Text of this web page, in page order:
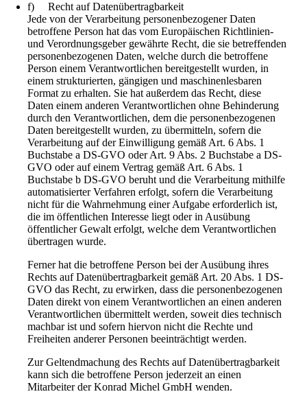
f) Recht auf Datenübertragbarkeit
Jede von der Verarbeitung personenbezogener Daten
betroffene Person hat das vom Europäischen Richtlinien-
und Verordnungsgeber gewährte Recht, die sie betreffenden
personenbezogenen Daten, welche durch die betroffene
Person einem Verantwortlichen bereitgestellt wurden, in
einem strukturierten, gängigen und maschinenlesbaren
Format zu erhalten. Sie hat außerdem das Recht, diese
Daten einem anderen Verantwortlichen ohne Behinderung
durch den Verantwortlichen, dem die personenbezogenen
Daten bereitgestellt wurden, zu übermitteln, sofern die
Verarbeitung auf der Einwilligung gemäß Art. 6 Abs. 1
Buchstabe a DS-GVO oder Art. 9 Abs. 2 Buchstabe a DS-
GVO oder auf einem Vertrag gemäß Art. 6 Abs. 1
Buchstabe b DS-GVO beruht und die Verarbeitung mithilfe
automatisierter Verfahren erfolgt, sofern die Verarbeitung
nicht für die Wahrnehmung einer Aufgabe erforderlich ist,
die im öffentlichen Interesse liegt oder in Ausübung
öffentlicher Gewalt erfolgt, welche dem Verantwortlichen
übertragen wurde.
Ferner hat die betroffene Person bei der Ausübung ihres
Rechts auf Datenübertragbarkeit gemäß Art. 20 Abs. 1 DS-
GVO das Recht, zu erwirken, dass die personenbezogenen
Daten direkt von einem Verantwortlichen an einen anderen
Verantwortlichen übermittelt werden, soweit dies technisch
machbar ist und sofern hiervon nicht die Rechte und
Freiheiten anderer Personen beeinträchtigt werden.
Zur Geltendmachung des Rechts auf Datenübertragbarkeit
kann sich die betroffene Person jederzeit an einen
Mitarbeiter der Konrad Michel GmbH wenden.